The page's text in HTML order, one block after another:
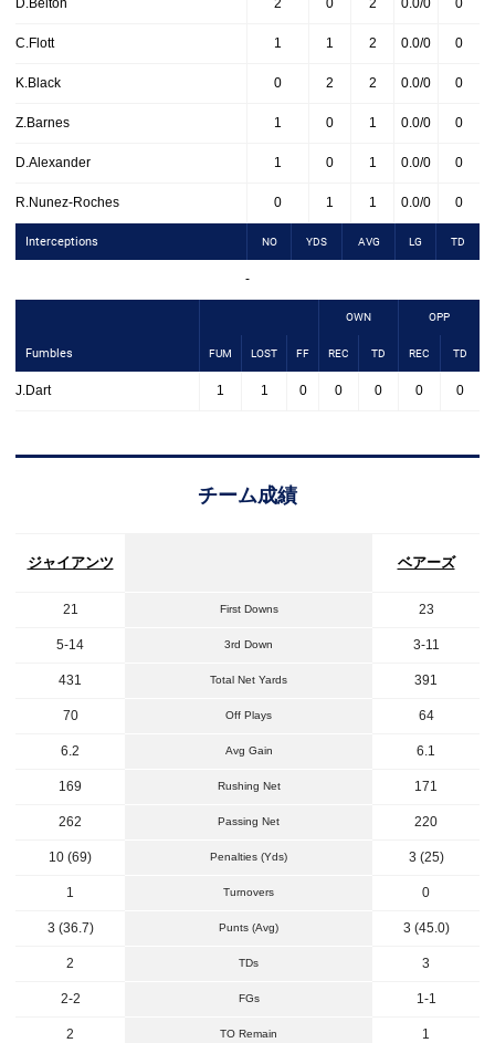
D.Belton 2 0 2 0.0/0 0
C.Flott 1 1 2 0.0/0 0
K.Black 0 2 2 0.0/0 0
Z.Barnes 1 0 1 0.0/0 0
D.Alexander 1 0 1 0.0/0 0
R.Nunez-Roches 0 1 1 0.0/0 0
Interceptions NO YDS AVG LG TD
-
OWN OPP
Fumbles FUM LOST FF REC TD REC TD
J.Dart 1 1 0 0 0 0 0
チーム成績
ジャイアンツ ベアーズ
21 First Downs 23
5-14 3rd Down 3-11
431 Total Net Yards 391
70 Off Plays 64
6.2 Avg Gain 6.1
169 Rushing Net 171
262 Passing Net 220
10 (69) Penalties (Yds) 3 (25)
1 Turnovers 0
3 (36.7) Punts (Avg) 3 (45.0)
2 TDs 3
2-2 FGs 1-1
2 TO Remain 1